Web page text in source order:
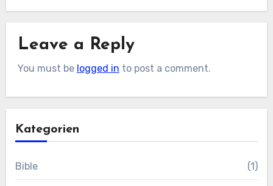
Leave a Reply
You must be logged in to post a comment.
Kategorien
Bible (1)